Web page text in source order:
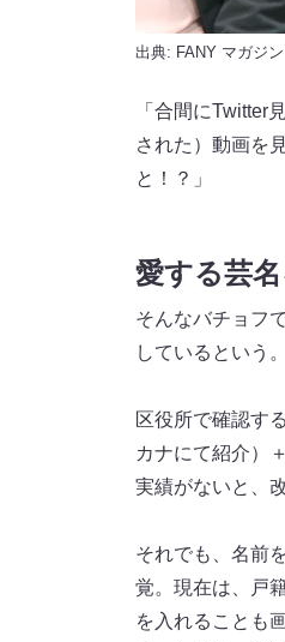
出典: FANY マガジン
「合間にTwitter
された）動画を
と！？」
愛する芸
そんなバチョフ
しているという
区役所で確認す
カナにて紹介）
実績がないと、
それでも、名前
覚。現在は、戸
を入れることも